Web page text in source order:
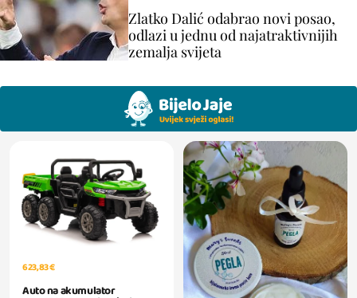
Zlatko Dalić odabrao novi posao,
odlazi u jednu od najatraktivnijih
zemalja svijeta
623,83 €
Auto na akumulator